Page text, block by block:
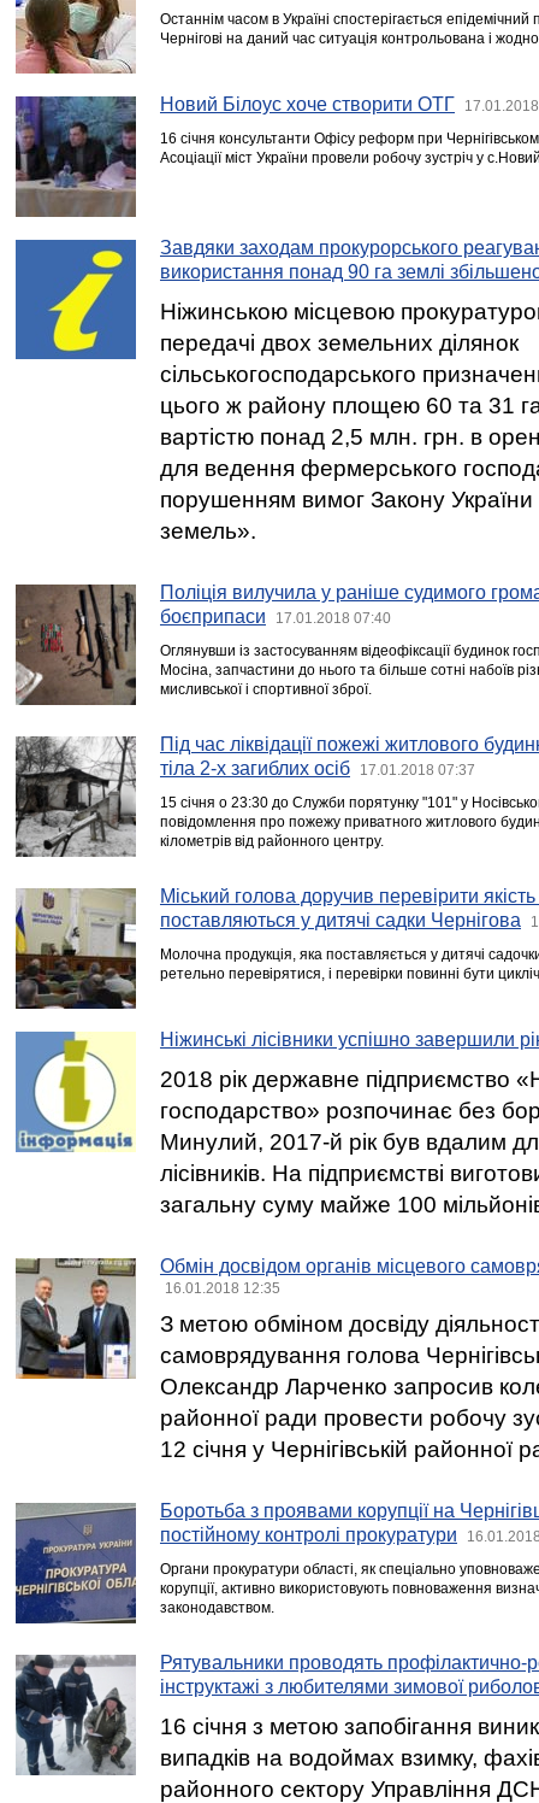
Останнім часом в Україні спостерігається
Чернігові на даний час ситуація контрольована і
Новий Білоус хоче створити ОТГ
16 січня консультанти Офісу реформ при
Асоціації міст України провели робочу зустріч у
Завдяки заходам прокурорського
використання понад 90 га землі
Ніжинською місцевою
передачі двох земельних ділянок
сільськогосподарського
цього ж району площею 60 та 31
вартістю понад 2,5 млн. грн. в
для ведення фермерського
порушенням вимог Закону України
земель».
Поліція вилучила у раніше судимого
боєприпаси
17.01.2018 07:40
Оглянувши із застосуванням відеофіксації будинок
Мосіна, запчастини до нього та більше сотні набоїв
мисливської і спортивної зброї.
Під час ліквідації пожежі житлового
тіла 2-х загиблих осіб
17.01.2018 07:37
15 січня о 23:30 до Служби порятунку "101" у
повідомлення про пожежу приватного житлового
кілометрів від районного центру.
Міський голова доручив перевірити
поставляються у дитячі садки Чернігова
Молочна продукція, яка поставляється у дитячі
ретельно перевірятися, і перевірки повинні бути
Ніжинські лісівники успішно завершили
2018 рік державне підприємство
господарство» розпочинає без
Минулий, 2017-й рік був вдалим
лісівників. На підприємстві
загальну суму майже 100
Обмін досвідом органів місцевого
16.01.2018 12:35
З метою обміном досвіду
самоврядування голова
Олександр Ларченко запросив
районної ради провести робочу
12 січня у Чернігівській районної
Боротьба з проявами корупції на
постійному контролі прокуратури
Органи прокуратури області, як спеціально
корупції, активно використовують повноваження
законодавством.
Рятувальники проводять профілактично-
інструктажі з любителями зимової
16 січня з метою запобігання
випадків на водоймах взимку,
районного сектору Управління